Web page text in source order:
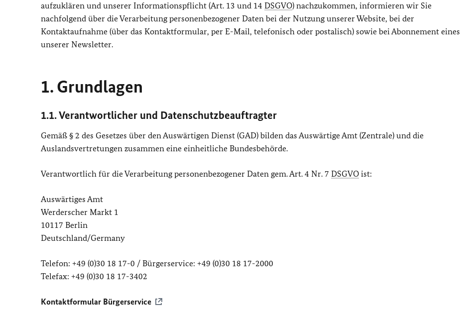
aufzuklären und unserer Informationspflicht (Art. 13 und 14 DSGVO) nachzukommen, informieren wir Sie
nachfolgend über die Verarbeitung personenbezogener Daten bei der Nutzung unserer Website, bei der
Kontaktaufnahme (über das Kontaktformular, per E-Mail, telefonisch oder postalisch) sowie bei Abonnement eines
unserer Newsletter.
1. Grundlagen
1.1. Verantwortlicher und Datenschutzbeauftragter
Gemäß § 2 des Gesetzes über den Auswärtigen Dienst (GAD) bilden das Auswärtige Amt (Zentrale) und die
Auslandsvertretungen zusammen eine einheitliche Bundesbehörde.
Verantwortlich für die Verarbeitung personenbezogener Daten gem. Art. 4 Nr. 7 DSGVO ist:
Auswärtiges Amt
Werderscher Markt 1
10117 Berlin
Deutschland/Germany
Telefon: +49 (0)30 18 17-0 / Bürgerservice: +49 (0)30 18 17-2000
Telefax: +49 (0)30 18 17-3402
Kontaktformular Bürgerservice